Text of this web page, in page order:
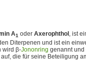
A1 oder Axerophthol , ist
Diterpenen und ist ein
wird β-Jononring genannt
die für seine Beteiligung